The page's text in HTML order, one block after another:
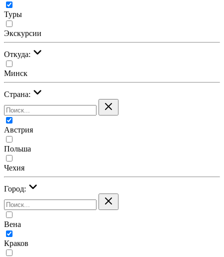
Туры
Экскурсии
Откуда:
Минск
Страна:
Австрия
Польша
Чехия
Город:
Вена
Краков